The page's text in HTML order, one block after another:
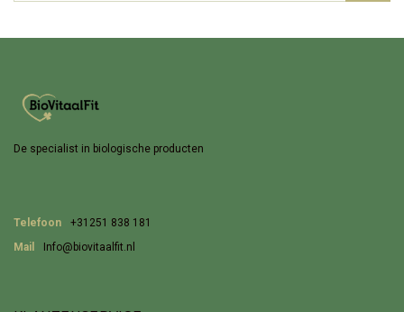
De specialist in biologische producten
Telefoon
+31251 838 181
Mail
Info@biovitaalfit.nl